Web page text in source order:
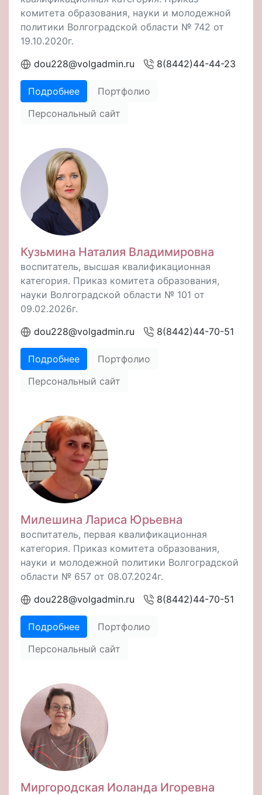
комитета образования, науки и молодежной
политики Волгоградской области № 742 от
19.10.2020г.
dou228@volgadmin.ru
8(8442)44-44-23
Подробнее
Портфолио
Персональный сайт
Кузьмина Наталия Владимировна
воспитатель, высшая квалификационная
категория. Приказ комитета образования,
науки Волгоградской области № 101 от
09.02.2026г.
dou228@volgadmin.ru
8(8442)44-70-51
Подробнее
Портфолио
Персональный сайт
Милешина Лариса Юрьевна
воспитатель, первая квалификационная
категория. Приказ комитета образования,
науки и молодежной политики Волгоградской
области № 657 от 08.07.2024г.
dou228@volgadmin.ru
8(8442)44-70-51
Подробнее
Портфолио
Персональный сайт
Миргородская Иоланда Игоревна